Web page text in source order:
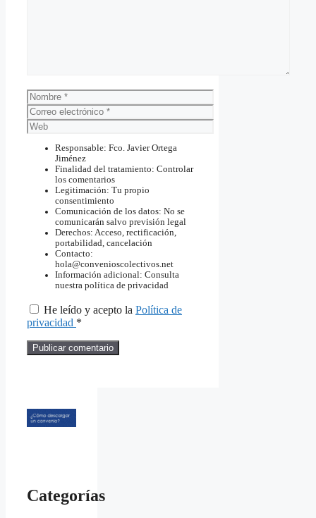
Nombre
Correo
electrónico
Web
Responsable: Fco. Javier Ortega
Jiménez
Finalidad del tratamiento: Controlar
los comentarios
Legitimación: Tu propio
consentimiento
Comunicación de los datos: No se
comunicarán salvo previsión legal
Derechos: Acceso, rectificación,
portabilidad, cancelación
Contacto:
hola@convenioscolectivos.net
Información adicional: Consulta
nuestra política de privacidad
He leído y acepto la Política de
privacidad *
Categorías